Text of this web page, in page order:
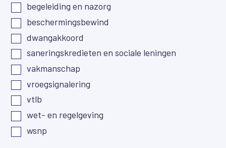
begeleiding en nazorg
beschermingsbewind
dwangakkoord
saneringskredieten en sociale leningen
vakmanschap
vroegsignalering
vtlb
wet- en regelgeving
wsnp